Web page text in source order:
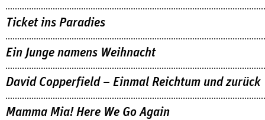
Ticket ins Paradies
Ein Junge namens Weihnacht
David Copperfield – Einmal Reichtum und zurück
Mamma Mia! Here We Go Again